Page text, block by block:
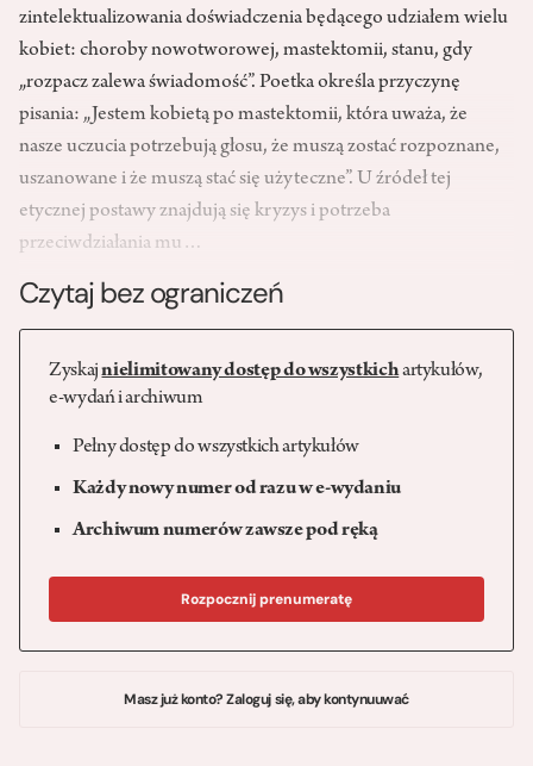
zintelektualizowania doświadczenia będącego udziałem wielu
kobiet: choroby nowotworowej, mastektomii, stanu, gdy
„rozpacz zalewa świadomość”. Poetka określa przyczynę
pisania: „Jestem kobietą po mastektomii, która uważa, że
nasze uczucia potrzebują głosu, że muszą zostać rozpoznane,
uszanowane i że muszą stać się użyteczne”. U źródeł tej
etycznej postawy znajdują się kryzys i potrzeba
przeciwdziałania mu…
Czytaj bez ograniczeń
Zyskajnielimitowany dostęp do wszystkichartykułów,
e-wydań i archiwum
Pełny dostęp do wszystkich artykułów
Każdy nowy numer od razu w e-wydaniu
Archiwum numerów zawsze pod ręką
Rozpocznij prenumeratę
Masz już konto? Zaloguj się, aby kontynuuwać